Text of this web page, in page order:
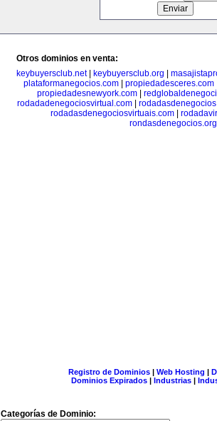
Otros dominios en venta:
keybuyersclub.net| keybuyersclub.org
plataformanegocios.com
propiedadesceres.com
propiedadesnewyork.com|
rodadadenegociosvirtual.com|
rodadasdenegociosvirtuais.com|
rondasdenegocios.org
Registro de Dominios| Web Hosting |
Dominios Expirados | Industrias |
Categorías de Dominio: